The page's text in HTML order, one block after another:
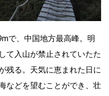
で、中国地方最高峰。明
て入山が禁止されていたた
残る。天気に恵まれた日に
などを望むことができ、壮